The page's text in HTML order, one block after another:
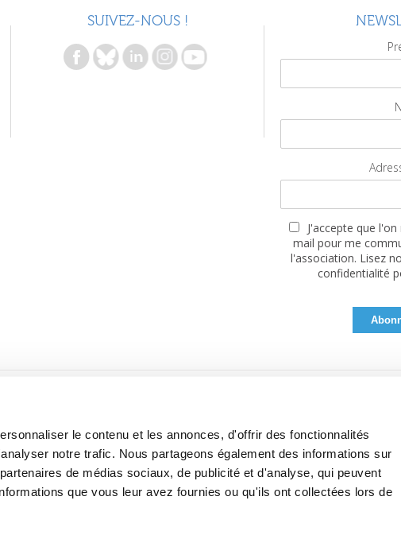
le contenu et les annonces, d'offrir des fonctionnalités
notre trafic. Nous partageons également des informations sur
de médias sociaux, de publicité et d'analyse, qui peuvent
que vous leur avez fournies ou qu'ils ont collectées lors de
SUIVEZ-NOUS !
J'accepte que
mail pour me
l'association. Lisez
confidentialité
avec le soutien de la MGEN, Mutuelle Santé Prévoyance